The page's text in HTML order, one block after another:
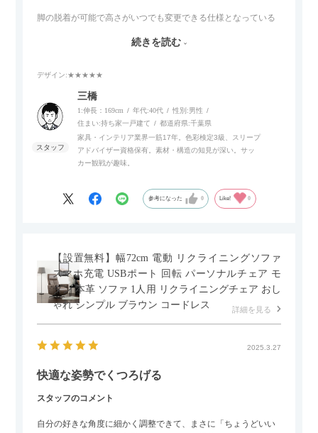
脚の脱着が可能で高さがいつでも変更できる仕様となっている
また、補助テーブルとして使用可能なスライドテーブルや収納
内部にもプリンターなどが置けるスライド棚板がついているの
でテレビ台以外にもオフィスなどでの収納家具やリビングでの
サイドボードとして多目的な用途に対応しています。
また、扉は横方向へのスライド式となっているので開閉時のス
ペースを最小限に抑えられ、省スペースでご利用いただけるの
続きを読む
デザイン:★★★★★
三橋
1:伸長：169cm 年代:40代 性別:男性
住まい:持ち家一戸建て 都道府県:千葉県
家具・インテリア業界一筋17年。色彩検定3級、スリープ
アドバイザー資格保有。素材・構造の知見が深い。サッ
カー観戦が趣味。
参考になった 0 Like! 0
【設置無料】幅72cm 電動 リクライニングソファ
スマホ充電 USBポート 回転 パーソナルチェア モ
ダン 本革 ソファ 1人用 リクライニングチェア おし
ゃれ シンプル ブラウン コードレス
詳細を見る
2025.3.27
快適な姿勢でくつろげる
スタッフのコメント
自分の好きな角度に細かく調整できて、まさに「ちょうどいい